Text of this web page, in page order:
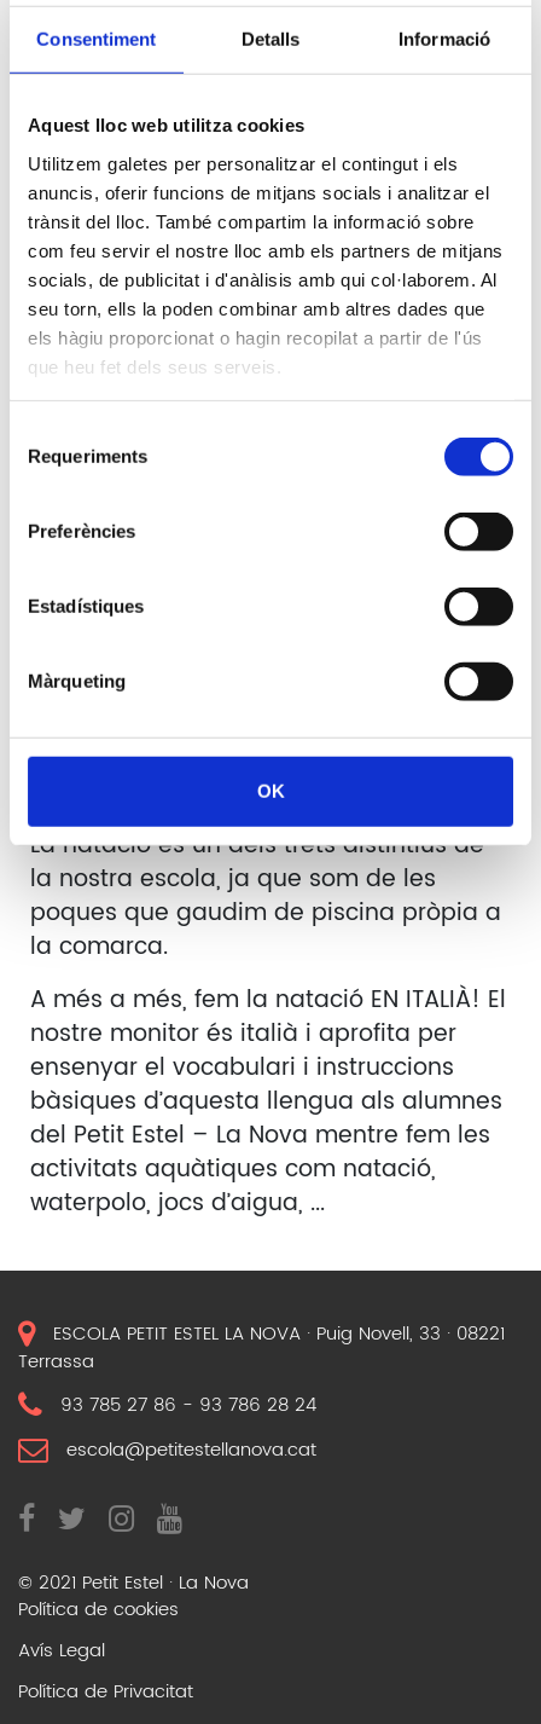
Consentiment Detalls Informació
Aquest lloc web utilitza cookies
Utilitzem galetes per personalitzar el contingut i els
anuncis, oferir funcions de mitjans socials i analitzar el
trànsit del lloc. També compartim la informació sobre
com feu servir el nostre lloc amb els partners de mitjans
socials, de publicitat i d'anàlisis amb qui col·laborem. Al
seu torn, ells la poden combinar amb altres dades que
els hàgiu proporcionat o hagin recopilat a partir de l'ús
que heu fet dels seus serveis.
Requeriments
Preferències
Estadístiques
Màrqueting
OK
La natació, en italià
Robòtica
TIC educatives
Coral de l'escola
Equip pastoral
La natació, en
La natació és un dels trets distintius de
la nostra escola, ja que som de les
poques que gaudim de piscina pròpia a
la comarca.
A més a més, fem la natació EN ITALIÀ! El
nostre monitor és italià i aprofita per
ensenyar el vocabulari i instruccions
bàsiques d’aquesta llengua als alumnes
del Petit Estel – La Nova mentre fem les
activitats aquàtiques com natació,
waterpolo, jocs d’aigua, ...
ESCOLA PETIT ESTEL LA NOVA · Puig Novell, 33 · 08221
Terrassa
93 785 27 86 - 93 786 28 24
escola@petitestellanova.cat
© 2021 Petit Estel · La Nova
Política de cookies
Avís Legal
Política de Privacitat